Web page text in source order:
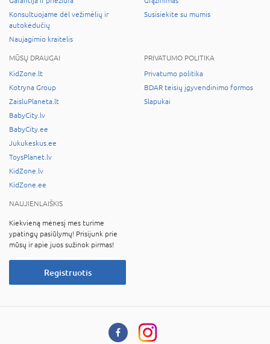
Konsultuojame dėl vežimėlių ir
autokėdučių
Naujagimio kraitelis
Susisiekite su mumis
MŪSŲ DRAUGAI
KidZone.lt
Kotryna Group
ZaisluPlaneta.lt
BabyCity.lv
BabyCity.ee
Jukukeskus.ee
ToysPlanet.lv
KidZone.lv
KidZone.ee
PRIVATUMO POLITIKA
Privatumo politika
BDAR teisių įgyvendinimo formos
Slapukai
NAUJIENLAIŠKIS
Kiekvieną mėnesį mes turime
ypatingų pasiūlymų! Prisijunk prie
mūsų ir apie juos sužinok pirmas!
Registruotis